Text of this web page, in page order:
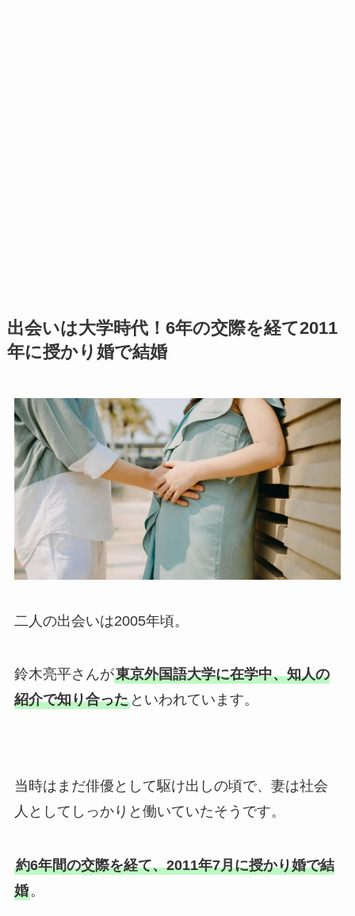
出会いは大学時代！6年の交際を経て2011
年に授かり婚で結婚
二人の出会いは2005年頃。
鈴木亮平さんが東京外国語大学に在学中、知人の
紹介で知り合ったといわれています。
当時はまだ俳優として駆け出しの頃で、妻は社会
人としてしっかりと働いていたそうです。
約6年間の交際を経て、2011年7月に授かり婚で結
婚。